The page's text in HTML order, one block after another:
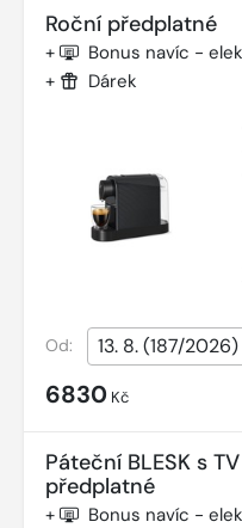
Roční předplatné
+ Bonus navíc -
+ Dárek
Od:
6830 Kč
Páteční BLESK s
předplatné
+ Bonus navíc -